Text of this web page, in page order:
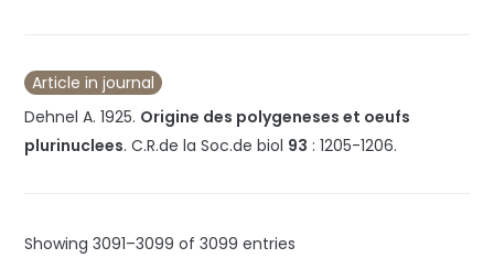
Article in journal
Dehnel A. 1925. Origine des polygeneses et oeufs
plurinuclees.C.R.de la Soc.de biol 93 :1205-1206.
Showing 3091–3099 of 3099 entries